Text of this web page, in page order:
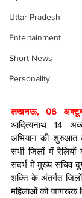
Uttar Pradesh
Entertainment
Short News
Personality
लखनऊ, 06
आदित्यनाथ 14
अभियान की
सभी जिलों में
संदर्भ में मुख्य सचिव
शक्ति के अंतर्गत
महिलाओं को जागरूक